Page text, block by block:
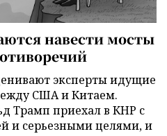
навести мосты
эксперты идущие
США и Китаем.
Трамп приехал в КНР с
и серьезными целями, и